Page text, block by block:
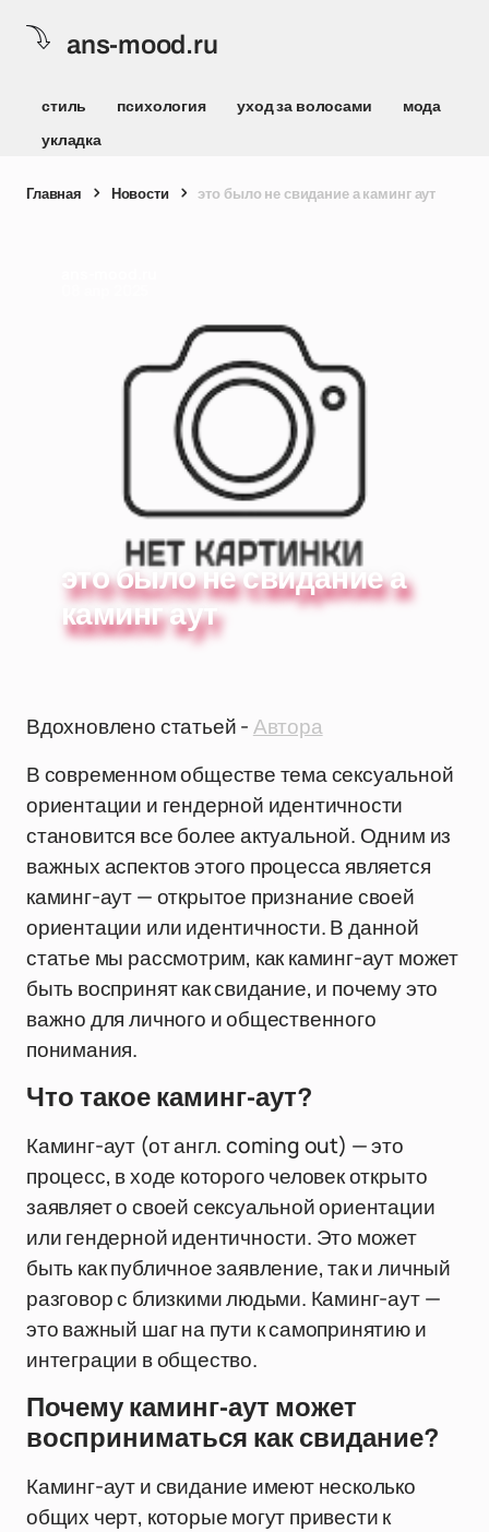
ans-mood.ru
стиль психология уход за волосами
мода
укладка
Главная Новости это было не свидание а каминг аут
это было не свидание а
каминг аут
Вдохновлено статьей -Автора
В современном обществе тема сексуальной
ориентации и гендерной идентичности
становится все более актуальной. Одним из
важных аспектов этого процесса является
каминг-аут — открытое признание своей
ориентации или идентичности. В данной
статье мы рассмотрим, как каминг-аут может
быть воспринят как свидание, и почему это
важно для личного и общественного
понимания.
Что такое каминг-аут?
Каминг-аут (от англ. coming out) — это
процесс, в ходе которого человек открыто
заявляет о своей сексуальной ориентации
или гендерной идентичности. Это может
быть как публичное заявление, так и личный
разговор с близкими людьми. Каминг-аут —
это важный шаг на пути к самопринятию и
интеграции в общество.
Почему каминг-аут может
восприниматься как свидание?
Каминг-аут и свидание имеют несколько
общих черт, которые могут привести к